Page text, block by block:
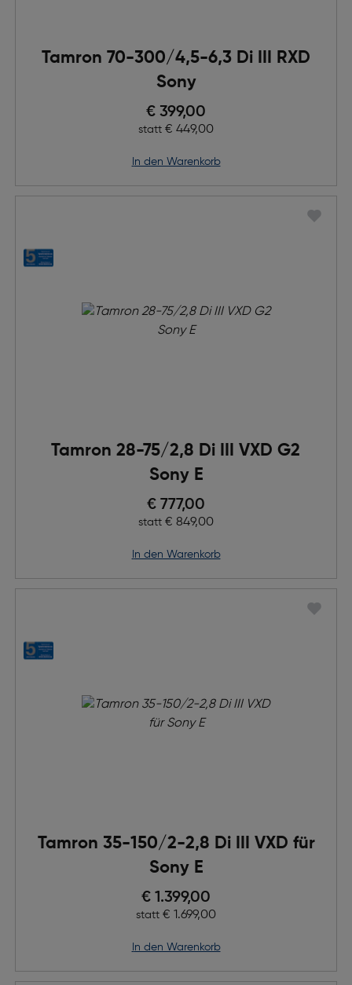
Tamron 70-300/4,5-6,3 Di III RXD
Sony
Preis nach Rabatts
€ 399,00
statt Ursprünglicher Preis
€ 449,00
in den Warenkorb
Tamron 28-75/2,8 Di III VXD G2
Sony E
Preis nach Rabatts
€ 777,00
statt Ursprünglicher Preis
€ 849,00
in den Warenkorb
Tamron 35-150/2-2,8 Di III VXD für
Sony E
Preis nach Rabatts
€ 1.399,00
statt Ursprünglicher Preis
€ 1.699,00
in den Warenkorb